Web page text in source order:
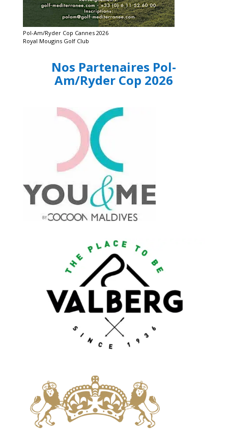
Pol-Am/Ryder Cop Cannes 2026
Royal Mougins Golf Club
Nos Partenaires Pol-
Am/Ryder Cop 2026